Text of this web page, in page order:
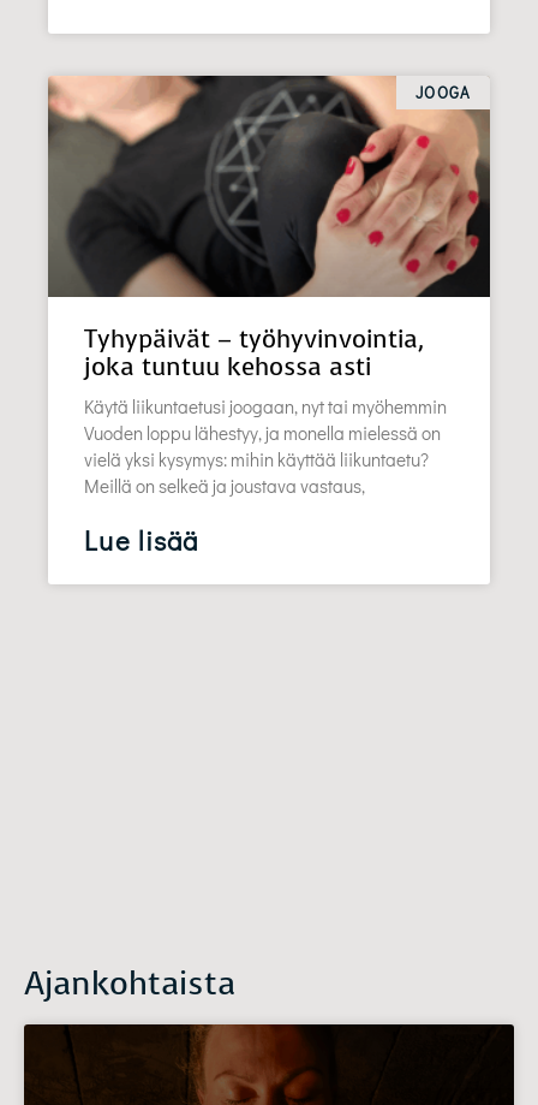
JOOGA
Tyhypäivät – työhyvinvointia,
joka tuntuu kehossa asti
Käytä liikuntaetusi joogaan, nyt tai myöhemmin
Vuoden loppu lähestyy, ja monella mielessä on
vielä yksi kysymys: mihin käyttää liikuntaetu?
Meillä on selkeä ja joustava vastaus,
Lue lisää
Ajankohtaista